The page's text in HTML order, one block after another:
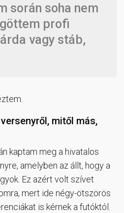
során soha nem
profi
vagy stáb,
mitől más,
kaptam meg a hivatalos
amelyben az állt, hogy a
Ez azért volt szívet
mert ide négy-ötszörös
is kérnek a futóktól.